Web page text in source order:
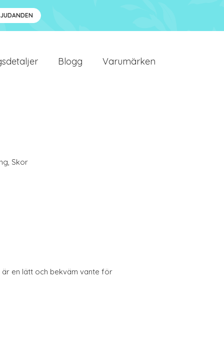
Blogg Varumärken
, Skor
är en lätt och bekväm vante för